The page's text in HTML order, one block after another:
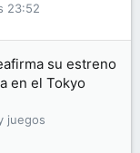
23:52
su estreno
en el Tokyo
juegos